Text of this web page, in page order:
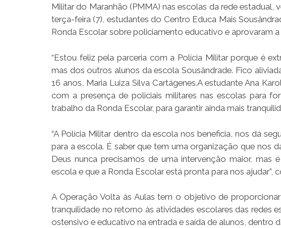
Militar do Maranhão (PMMA) nas escolas da rede
terça-feira (7), estudantes do Centro Educa Mais
Ronda Escolar sobre policiamento educativo e aprovaram a
“Estou feliz pela parceria com a Polícia Militar porque é
mas dos outros alunos da escola Sousândrade. Fico
16 anos, Maria Luiza Silva Cartágenes.A estudante Ana
com a presença de policiais militares nas escolas para
trabalho da Ronda Escolar, para garantir ainda mais
“A Polícia Militar dentro da escola nos beneficia, nos dá
para a escola. É saber que tem uma organização que nos
Deus nunca precisamos de uma intervenção maior,
escola e que a Ronda Escolar está pronta para nos ajudar”,
A Operação Volta às Aulas tem o objetivo de
tranquilidade no retorno às atividades escolares das redes
ostensivo e educativo na entrada e saída de alunos, dentro